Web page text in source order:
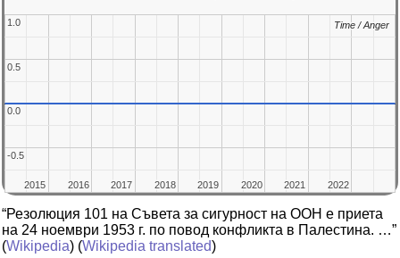
2015
2015 2016
2016 2017
2017 2018
2018 2019
2019 2020
2020 2021
2021 2022
2022
-0.5
-0.5
0.0
0.0
0.5
0.5
1.0
1.0 Time / Anger
Time / Anger
“Резолюция 101 на Съвета за сигурност на ООН е приета
на 24 ноември 1953 г. по повод конфликта в Палестина. …”
(Wikipedia) (Wikipedia translated)